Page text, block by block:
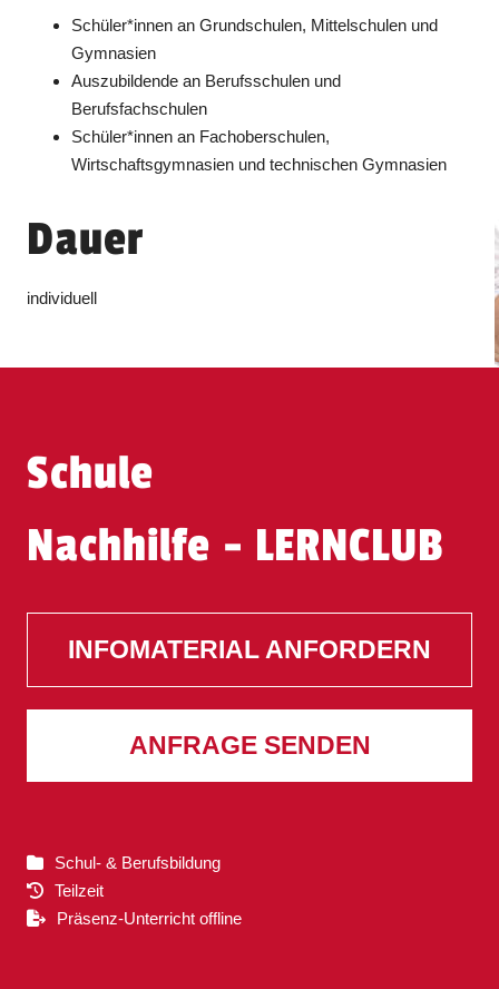
Schüler*innen an Grundschulen, Mittelschulen und
Gymnasien
Auszubildende an Berufsschulen und
Berufsfachschulen
Schüler*innen an Fachoberschulen,
Wirtschaftsgymnasien und technischen Gymnasien
Dauer
individuell
Schule
Nachhilfe - LERNCLUB
INFOMATERIAL ANFORDERN
ANFRAGE SENDEN
Schul- & Berufsbildung
Teilzeit
Präsenz-Unterricht offline